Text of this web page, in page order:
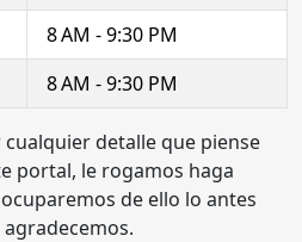
8 AM - 9:30 PM
8 AM - 9:30 PM
detalle que piense
portal, le rogamos haga
de ello lo antes